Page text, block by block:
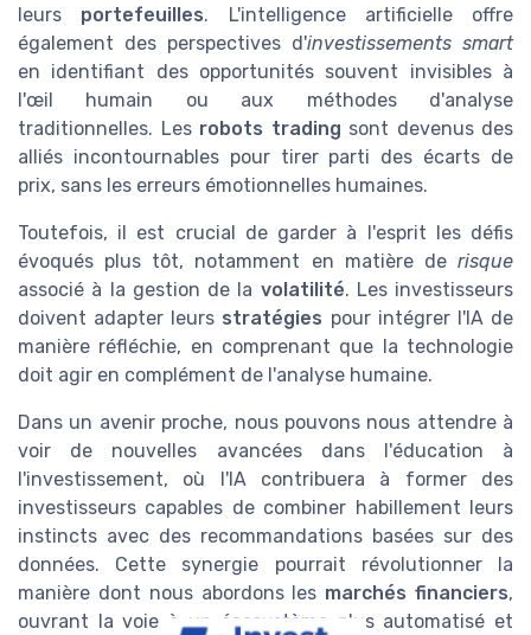
leurs portefeuilles. L'intelligence artificielle offre
également des perspectives d'investissements smart
en identifiant des opportunités souvent invisibles à
l'œil humain ou aux méthodes d'analyse
traditionnelles. Les robots trading sont devenus des
alliés incontournables pour tirer parti des écarts de
prix, sans les erreurs émotionnelles humaines.
Toutefois, il est crucial de garder à l'esprit les défis
évoqués plus tôt, notamment en matière de risque
associé à la gestion de la volatilité. Les investisseurs
doivent adapter leurs stratégies pour intégrer l'IA de
manière réfléchie, en comprenant que la technologie
doit agir en complément de l'analyse humaine.
Dans un avenir proche, nous pouvons nous attendre à
voir de nouvelles avancées dans l'éducation à
l'investissement, où l'IA contribuera à former des
investisseurs capables de combiner habillement leurs
instincts avec des recommandations basées sur des
données. Cette synergie pourrait révolutionner la
manière dont nous abordons les marchés financiers,
ouvrant la voie à un écosystème plus automatisé et